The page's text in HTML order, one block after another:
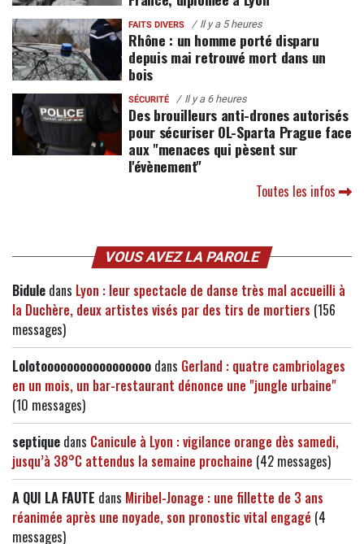
FAITS DIVERS Il y a 5 heures
Rhône : un homme porté disparu
depuis mai retrouvé mort dans un
bois
SÉCURITÉ Il y a 6 heures
Des brouilleurs anti-drones autorisés
pour sécuriser OL-Sparta Prague face
aux "menaces qui pèsent sur
l'évènement"
Toutes les infos
VOUS AVEZ LA PAROLE
Bidule dans Lyon : leur spectacle de danse très mal accueilli à
la Duchère, deux artistes visés par des tirs de mortiers (156
messages)
Lolotooooooooooooooooo dans Gerland : quatre cambriolages
en un mois, un bar-restaurant dénonce une "jungle urbaine"
(10 messages)
septique dans Canicule à Lyon : vigilance orange dès samedi,
jusqu’à 38°C attendus la semaine prochaine (42 messages)
A QUI LA FAUTE dans Miribel-Jonage : une fillette de 3 ans
réanimée après une noyade, son pronostic vital engagé (4
messages)